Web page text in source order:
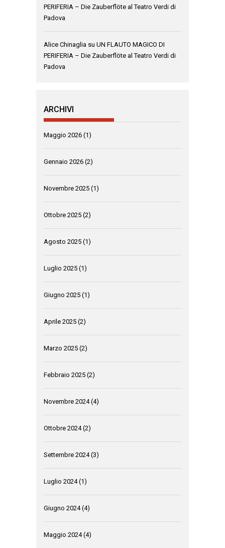
PERIFERIA – Die Zauberflöte al Teatro Verdi di
Padova
Alice Chinaglia su UN FLAUTO MAGICO DI
PERIFERIA – Die Zauberflöte al Teatro Verdi di
Padova
ARCHIVI
Maggio 2026 (1)
Gennaio 2026 (2)
Novembre 2025 (1)
Ottobre 2025 (2)
Agosto 2025 (1)
Luglio 2025 (1)
Giugno 2025 (1)
Aprile 2025 (2)
Marzo 2025 (2)
Febbraio 2025 (2)
Novembre 2024(4)
Ottobre 2024(2)
Settembre 2024(3)
Luglio 2024(1)
Giugno 2024(4)
Maggio 2024(4)